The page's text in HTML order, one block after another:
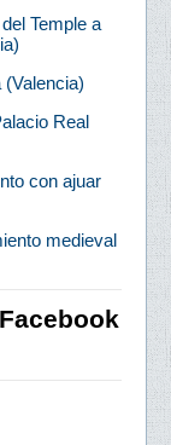
Temple a
Real
con ajuar
medieval